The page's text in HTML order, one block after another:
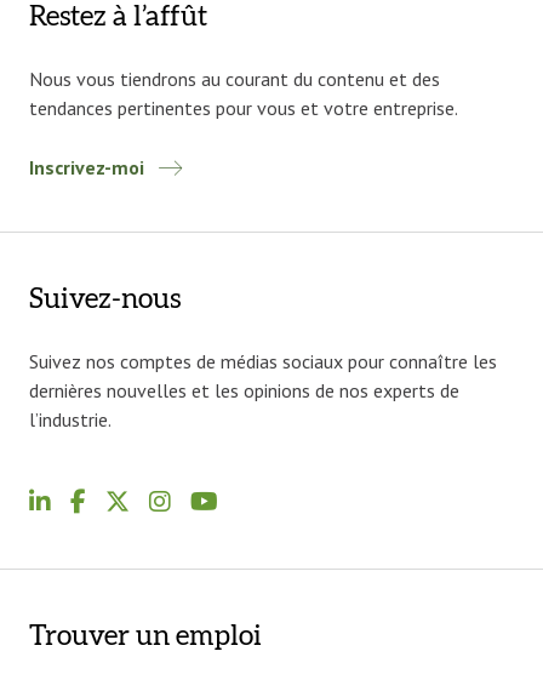
Restez à l’affût
Nous vous tiendrons au courant du contenu et des
tendances pertinentes pour vous et votre entreprise.
Inscrivez-moi
Suivez-nous
Suivez nos comptes de médias sociaux pour connaître les
dernières nouvelles et les opinions de nos experts de
l’industrie.
Trouver un emploi